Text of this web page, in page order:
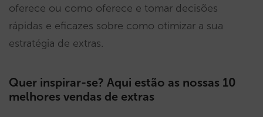
oferece ou como oferece e tomar decisões
rápidas e eficazes sobre como otimizar a sua
estratégia de extras.
Quer inspirar-se? Aqui estão as nossas 10
melhores vendas de extras